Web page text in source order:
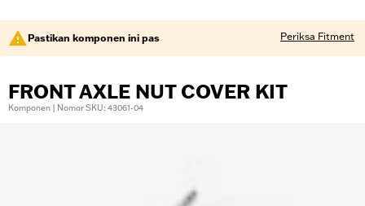
Pastikan komponen ini pas Periksa Fitment
FRONT AXLE NUT COVER KIT
Komponen | Nomor SKU: 43061-04